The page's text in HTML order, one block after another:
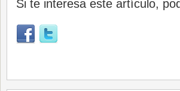
Si te interesa este artículo,